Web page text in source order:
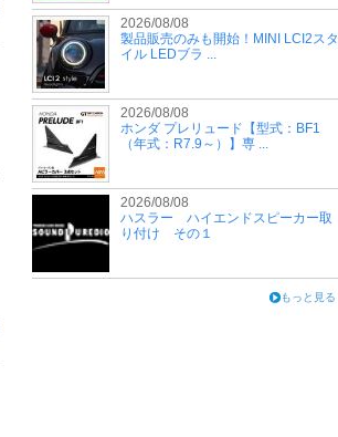
2026/08/08
製品販売のみも開始！MINI LCI2スタ
イル LEDブラ ...
2026/08/08
ホンダ プレリュード【型式：BF1
（年式：R7.9～）】専 ...
2026/08/08
ハスラー ハイエンドスピーカー取
り付け その１
もっと見る